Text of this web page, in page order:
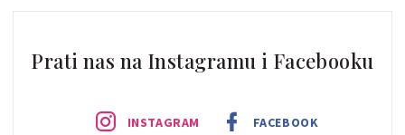
Prati nas na Instagramu i Facebooku
INSTAGRAM FACEBOOK